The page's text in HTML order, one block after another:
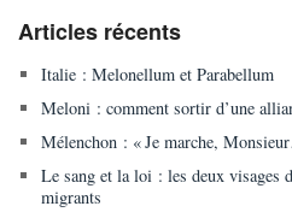
Articles récents
Italie : Melonellum et Parabellum
Meloni : comment sortir d’une
Mélenchon : « Je marche,
Le sang et la loi : les deux visages
migrants